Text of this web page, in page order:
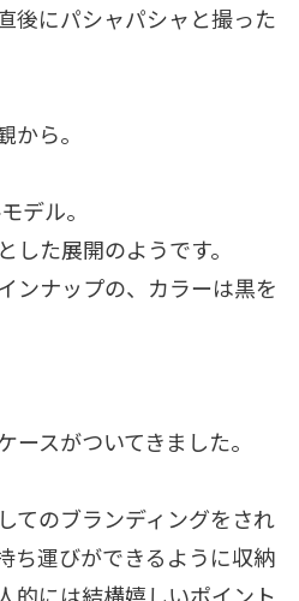
後にパシャパシャと撮った
から。
デル。
した展開のようです。
ンナップの、カラーは黒を
ースがついてきました。
てのブランディングをされ
ち運びができるように収納
的には結構嬉しいポイント